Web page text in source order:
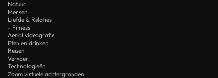
Natuur
Mensen
Liefde & Relaties
- Fitness
Aerial videografie
Eten en drinken
Reizen
Vervoer
Technologieën
Zoom virtuele achtergronden